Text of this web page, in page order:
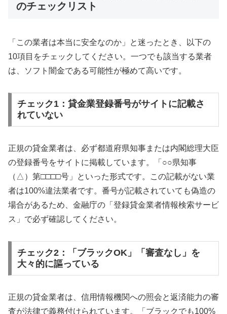
のチェックリスト
「この業者は本当に安全なのか」と迷ったとき、以下の
10項目をチェックしてください。一つでも該当する業者
は、ソフト闇金である可能性が極めて高いです。
チェック1：貸金業登録番号がサイトに記載さ
れていない
正規の貸金業者は、必ず都道府県知事または内閣総理大臣
の登録番号をサイトに掲載しています。「○○県知事
（△）第□□□□号」といった形式です。この記載がない業
者は100%違法業者です。番号が記載されていても偽造の
場合があるため、金融庁の「登録貸金業者情報検索サービ
ス」で必ず確認してください。
チェック2：「ブラックOK」「審査なし」を
大々的に謳っている
正規の貸金業者は、信用情報機関への照会と返済能力の審
査が法律で義務付けられています。「ブラックでも100%